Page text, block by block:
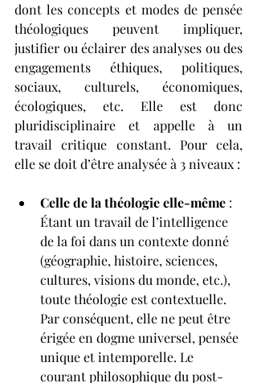
dont les concepts et modes de pensée
théologiques peuvent impliquer,
justifier ou éclairer des analyses ou des
engagements éthiques, politiques,
sociaux, culturels, économiques,
écologiques, etc. Elle est donc
pluridisciplinaire et appelle à un
travail critique constant. Pour cela,
elle se doit d’être analysée à 3 niveaux :
Celle de la théologie elle-même :
Étant un travail de l’intelligence
de la foi dans un contexte donné
(géographie, histoire, sciences,
cultures, visions du monde, etc.),
toute théologie est contextuelle.
Par conséquent, elle ne peut être
érigée en dogme universel, pensée
unique et intemporelle. Le
courant philosophique du post-